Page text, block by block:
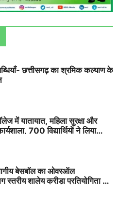
छत्तीसगढ़ का श्रमिक कल्याण के
में यातायात, महिला सुरक्षा और
700 विद्यार्थियों ने लिया
बेसबॉल का ओवरऑल
स्तरीय शालेय क्रीड़ा प्रतियोगिता में
प्रदर्शन